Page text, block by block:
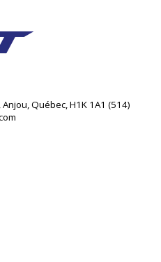
Québec, H1K 1A1 (514)